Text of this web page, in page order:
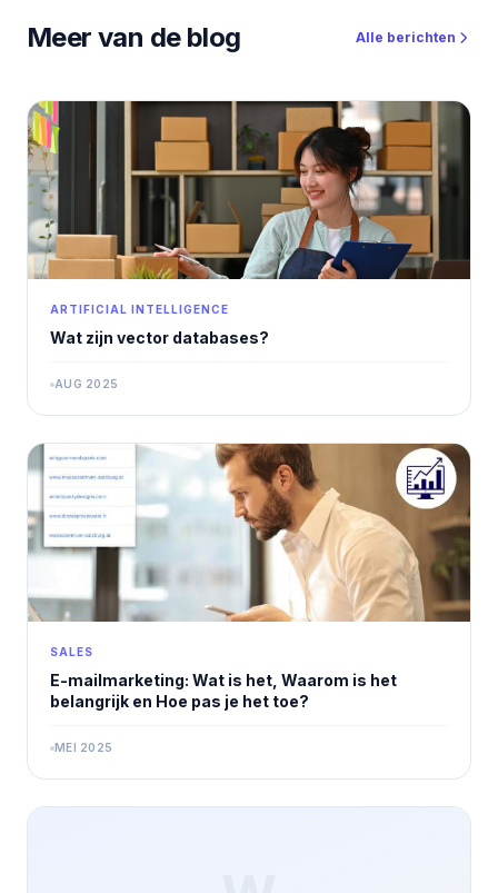
Meer van de blog Alle berichten
ARTIFICIAL INTELLIGENCE
Wat zijn vector databases?
AUG 2025
SALES
E-mailmarketing: Wat is het, Waarom is het
belangrijk en Hoe pas je het toe?
MEI 2025